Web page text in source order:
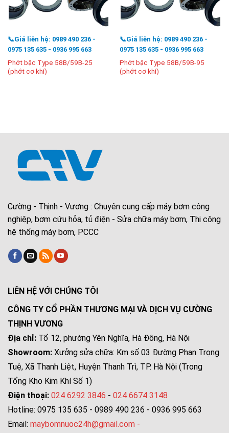
📞Giá liên hệ: 0989 490 236 -
0975 135 635 - 0936 995 663
Phớt bậc Type 58B/59B-25
(phớt cơ khí)
📞Giá liên hệ: 0989 490 236 -
0975 135 635 - 0936 995 663
Phớt bậc Type 58B/59B-95
(phớt cơ khí)
Cường - Thịnh - Vương : Chuyên cung cấp máy bơm công
nghiệp, bơm cứu hỏa, tủ điện - Sửa chữa máy bơm, Thi công
hệ thống máy bơm, PCCC
LIÊN HỆ VỚI CHÚNG TÔI
CÔNG TY CỔ PHẦN THƯƠNG MẠI VÀ DỊCH VỤ CƯỜNG
THỊNH VƯƠNG
Địa chỉ: Tổ 12, phường Yên Nghĩa, Hà Đông, Hà Nội
Showroom: Xưởng sửa chữa: Km số 03 Đường Phan Trọng
Tuệ, Xã Thanh Liệt, Huyện Thanh Trì, TP. Hà Nội (Trong
Tổng Kho Kim Khí Số 1)
Điện thoại: 024 6292 3846 - 024 6674 3148
Hotline: 0975 135 635 - 0989 490 236 - 0936 995 663
Email: maybomnuoc24h@gmail.com -